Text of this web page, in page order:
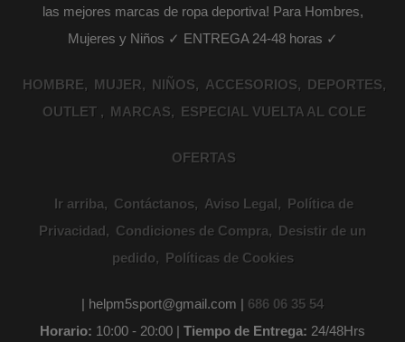
las mejores marcas de ropa deportiva! Para Hombres,
Mujeres y Niños ✓ ENTREGA 24-48 horas ✓
HOMBRE MUJER NIÑOS ACCESORIOS
DEPORTES
OUTLET
MARCAS ESPECIAL VUELTA AL COLE
OFERTAS
Ir arriba Contáctanos Aviso Legal
Política de
Privacidad
Condiciones de Compra
Desistir de un
pedido
Políticas de Cookies
| helpm5sport@gmail.com | 686 06 35 54
Horario: 10:00 - 20:00 | Tiempo de Entrega: 24/48Hrs